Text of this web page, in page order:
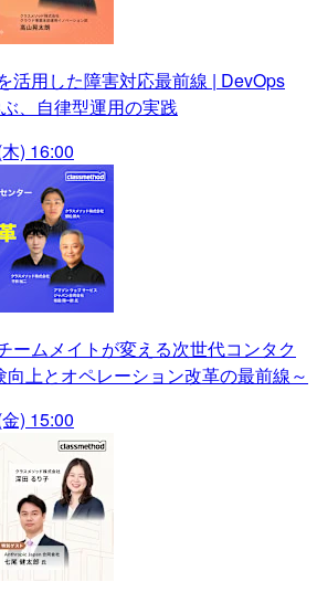
活用した障害対応最前線 | DevOps
、自律型運用の実践
) 16:00
ームメイトが変える次世代コンタク
向上とオペレーション改革の最前線～
) 15:00